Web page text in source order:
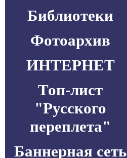
Библиотеки
Фотоархив
ИНТЕРНЕТ
Топ-лист
"Русского
переплета"
Баннерная сеть